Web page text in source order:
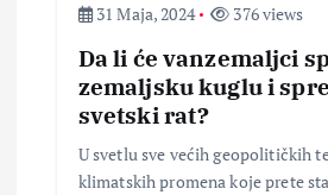
31 Maja, 2024
376 views
Da li će vanzemaljci
zemaljsku kuglu i
svetski rat?
U svetlu sve većih geopolitičkih
klimatskih promena koje prete